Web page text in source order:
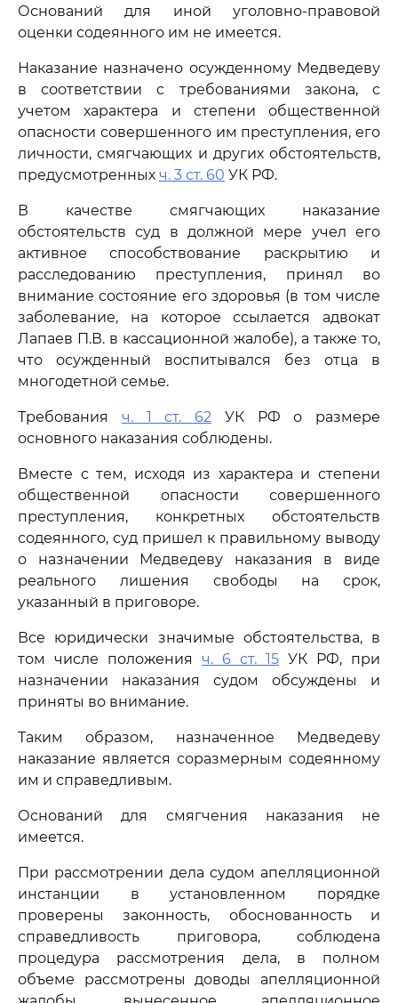
Оснований для иной уголовно-правовой
оценки содеянного им не имеется.
Наказание назначено осужденному Медведеву
в соответствии с требованиями закона, с
учетом характера и степени общественной
опасности совершенного им преступления, его
личности, смягчающих и других обстоятельств,
предусмотренных ч. 3 ст. 60 УК РФ.
В качестве смягчающих наказание
обстоятельств суд в должной мере учел его
активное способствование раскрытию и
расследованию преступления, принял во
внимание состояние его здоровья (в том числе
заболевание, на которое ссылается адвокат
Лапаев П.В. в кассационной жалобе), а также то,
что осужденный воспитывался без отца в
многодетной семье.
Требования ч. 1 ст. 62 УК РФ о размере
основного наказания соблюдены.
Вместе с тем, исходя из характера и степени
общественной опасности совершенного
преступления, конкретных обстоятельств
содеянного, суд пришел к правильному выводу
о назначении Медведеву наказания в виде
реального лишения свободы на срок,
указанный в приговоре.
Все юридически значимые обстоятельства, в
том числе положения ч. 6 ст. 15 УК РФ, при
назначении наказания судом обсуждены и
приняты во внимание.
Таким образом, назначенное Медведеву
наказание является соразмерным содеянному
им и справедливым.
Оснований для смягчения наказания не
имеется.
При рассмотрении дела судом апелляционной
инстанции в установленном порядке
проверены законность, обоснованность и
справедливость приговора, соблюдена
процедура рассмотрения дела, в полном
объеме рассмотрены доводы апелляционной